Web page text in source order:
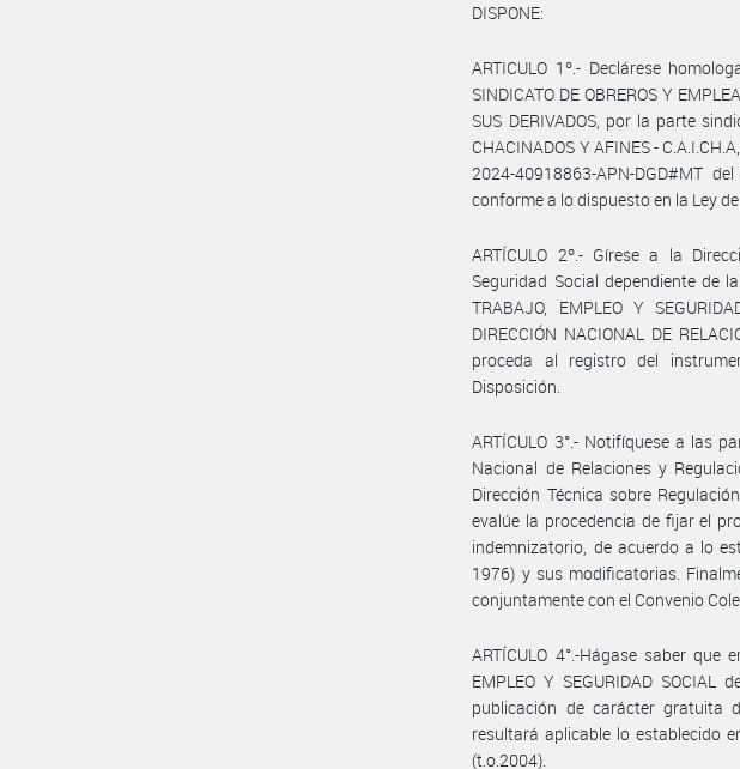
DISPONE:
ARTICULO 1º.- Declárese
SINDICATO DE OBREROS Y
SUS DERIVADOS, por la parte
CHACINADOS Y AFINES -
2024-40918863-APN-DGD#MT
conforme a lo dispuesto en la Ley
ARTÍCULO 2º.- Gírese a la
Seguridad Social dependiente de la
TRABAJO, EMPLEO Y
DIRECCIÓN NACIONAL DE
proceda al registro del
Disposición.
ARTÍCULO 3°.- Notifíquese a las
Nacional de Relaciones y
Dirección Técnica sobre
evalúe la procedencia de fijar el
indemnizatorio, de acuerdo a lo
1976) y sus modificatorias.
conjuntamente con el Convenio
ARTÍCULO 4°.-Hágase saber que
EMPLEO Y SEGURIDAD SOCIAL
publicación de carácter gratuita
resultará aplicable lo establecido
(t.o.2004).